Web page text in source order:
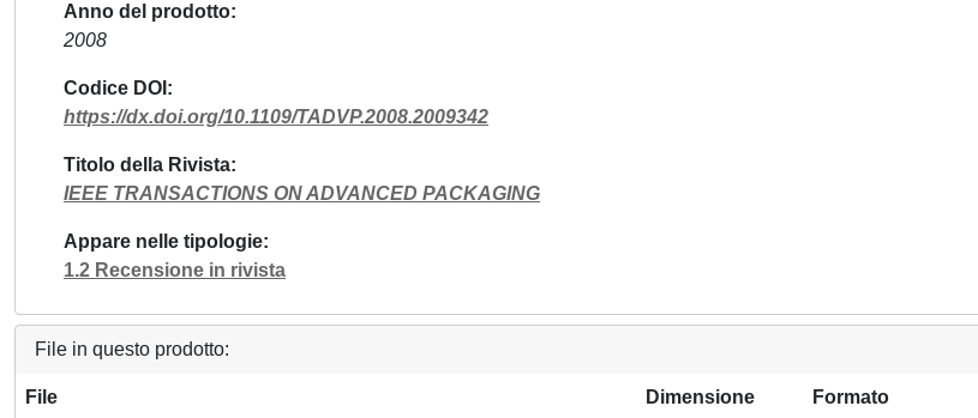
Anno del prodotto
2008
Codice DOI
https://dx.doi.org/10.1109/TADVP.2008.2009342
Titolo della Rivista
IEEE TRANSACTIONS ON ADVANCED PACKAGING
Appare nelle tipologie
1.2 Recensione in rivista
File in questo prodotto:
File Dimensione Formato